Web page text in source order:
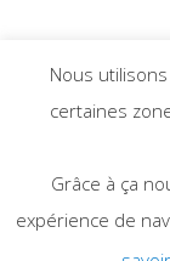
RÉSEAUX
Dream-
Nous
certaines
Grâce à ça
expérience de